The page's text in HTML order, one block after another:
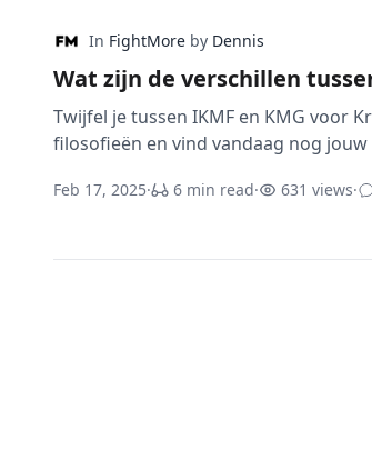
In FightMore by Dennis
Wat zijn de verschillen
Twijfel je tussen IKMF en KMG voor
filosofieën en vind vandaag nog
Feb 17, 2025· 6 min read· 631 views·